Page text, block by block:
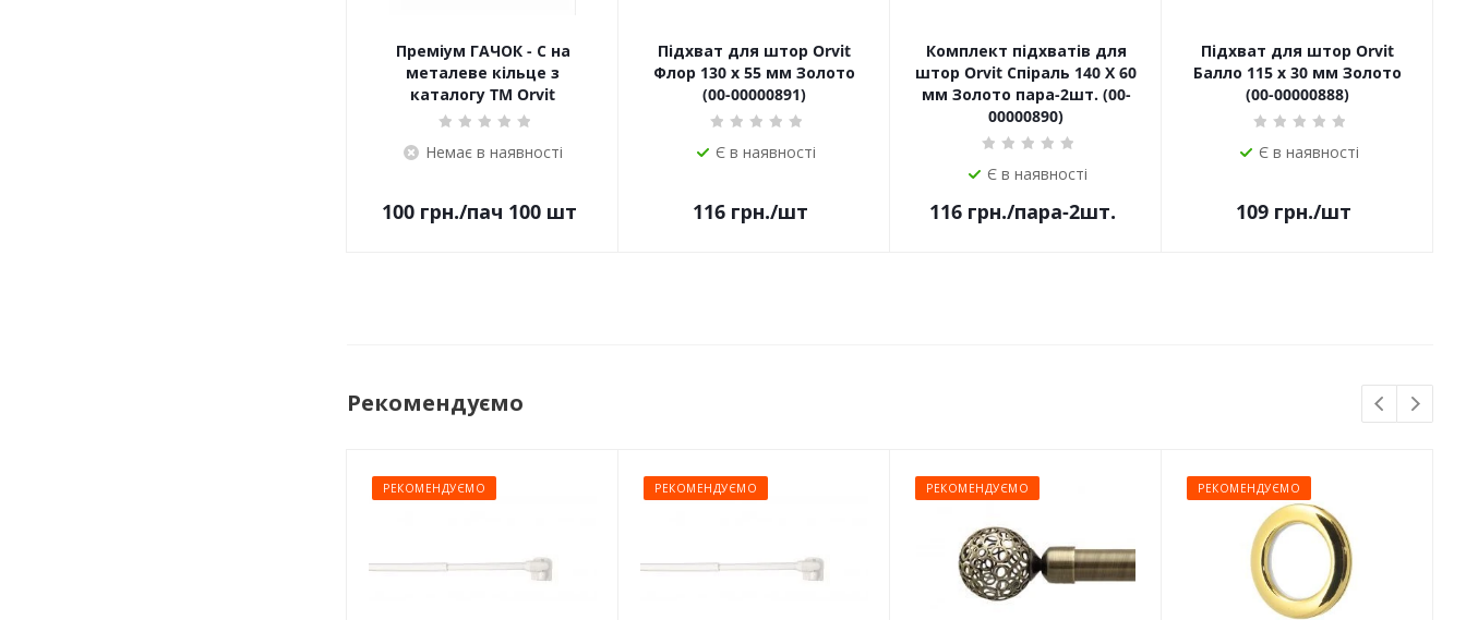
Преміум ГАЧОК - С на
металеве кільце з
каталогу TM Orvit
Немає в наявності
100грн./пач 100 шт
Підхват для штор Orvit
Флор 130 х 55 мм Золото
(00-00000891)
Є в наявності
116 грн./шт
Комплект підхватів для
штор Orvit Спіраль 140 Х 60
мм Золото пара-2шт. (00-
00000890)
Є в наявності
116грн./пара-2шт.
Підхват для штор Orvit
Балло 115 х 30 мм Золото
(00-00000888)
Є в наявності
109 грн./шт
Рекомендуємо
РЕКОМЕНДУЄМО РЕКОМЕНДУЄМО РЕКОМЕНДУЄМО РЕКОМЕНДУЄМО